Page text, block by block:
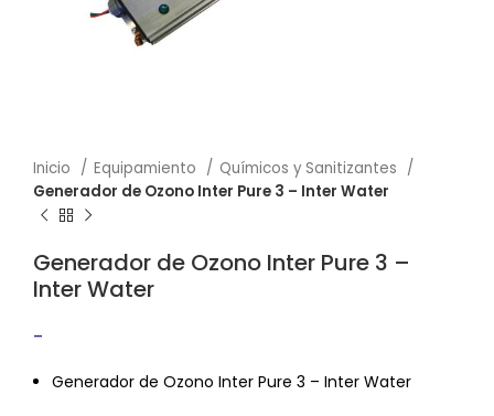
Inicio Equipamiento
Químicos y Sanitizantes
Generador de Ozono Inter Pure 3 – Inter Water
Generador de Ozono Inter Pure 3 –
Inter Water
-
Generador de Ozono Inter Pure 3 – Inter Water